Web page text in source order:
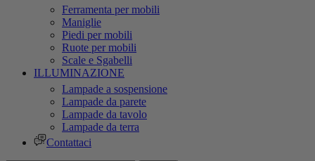
Ferramenta per mobili
Maniglie
Piedi per mobili
Ruote per mobili
Scale e Sgabelli
ILLUMINAZIONE
Lampade a sospensione
Lampade da parete
Lampade da tavolo
Lampade da terra
Contattaci